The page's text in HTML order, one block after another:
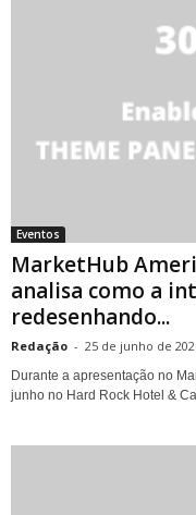
Eventos
MarketHub
analisa como a
redesenhando...
Redação - 25 de junho de
Durante a apresentação no
junho no Hard Rock Hotel &